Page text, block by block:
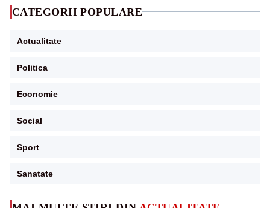
CATEGORII POPULARE
Actualitate
Politica
Economie
Social
Sport
Sanatate